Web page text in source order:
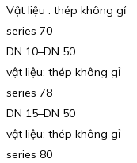
Vật liệu : thép không gỉ
series 70
DN 10–DN 50
vật liệu: thép không gỉ
series 78
DN 15–DN 50
vật liệu: thép không gỉ
series 80